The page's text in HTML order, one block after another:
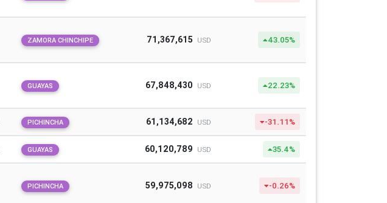
ZAMORA CHINCHIPE 71,367,615 USD 43.05%
GUAYAS 67,848,430 USD 22.23%
PICHINCHA 61,134,682 USD -31.11%
GUAYAS 60,120,789 USD 35.4%
PICHINCHA 59,975,098 USD -0.26%